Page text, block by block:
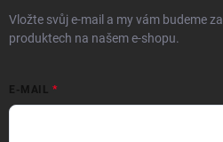
Vložte svůj e-mail a my vám budeme
produktech na našem e-shopu.
E-MAIL